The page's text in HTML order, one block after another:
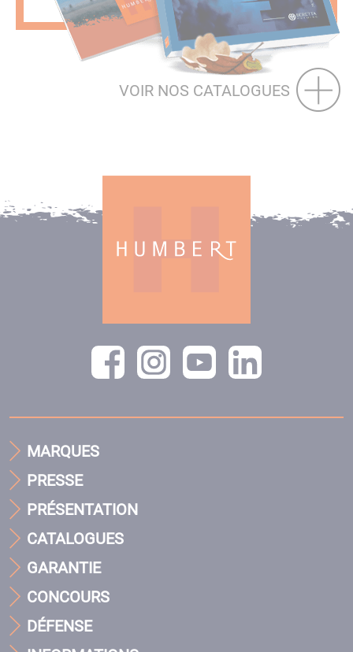
VOIR NOS CATALOGUES
MARQUES
PRESSE
PRÉSENTATION
CATALOGUES
GARANTIE
CONCOURS
DÉFENSE